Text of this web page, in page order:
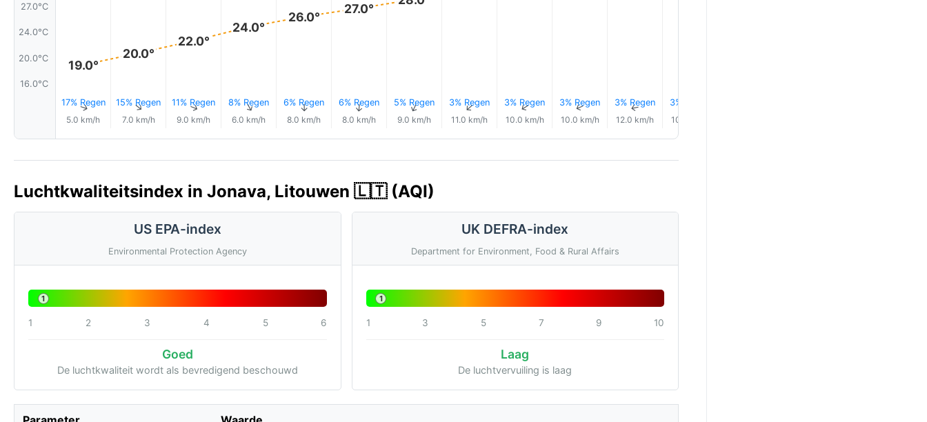
27.0°C
24.0°C
20.0°C
16.0°C
19.0°
17% Regen
↑
5.0 km/h
20.0°
15% Regen
↑
7.0 km/h
22.0°
11% Regen
↑
9.0 km/h
24.0°
8% Regen
↑
6.0 km/h
26.0°
6% Regen
↑
8.0 km/h
27.0°
6% Regen
↑
8.0 km/h
5% Regen
↑
9.0 km/h
3% Regen
↑
11.0 km/h
3% Regen
↑
10.0 km/h
3% Regen
↑
10.0 km/h
3% Regen
↑
12.0 km/h
3% Regen
10.0 km/h
Luchtkwaliteitsindex in Jonava, Litouwen 🇱🇹 (AQI)
US EPA-index
Environmental Protection Agency
1
1 2 3 4 5 6
Goed
De luchtkwaliteit wordt als bevredigend beschouwd
UK DEFRA-index
Department for Environment, Food & Rural Affairs
1
1 3 5 7 9 10
Laag
De luchtvervuiling is laag